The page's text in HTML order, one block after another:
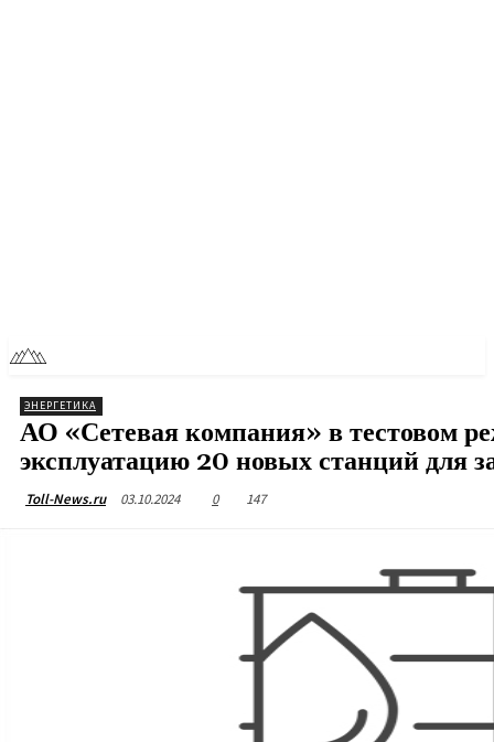
ЭНЕРГЕТИКА
АО «Сетевая компания» в тестовом
эксплуатацию 20 новых станций для
Toll-News.ru 03.10.2024 0 147